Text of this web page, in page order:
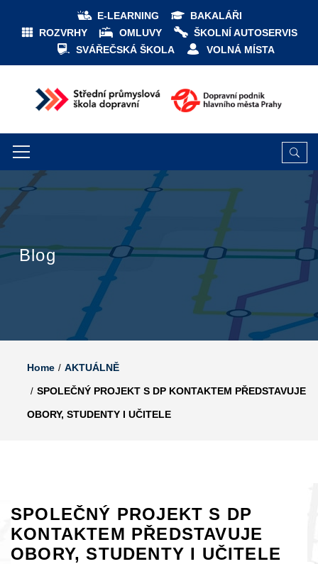
E-LEARNING
BAKALÁŘI
ROZVRHY
OMLUVY
ŠKOLNÍ AUTOSERVIS
SVÁŘEČSKÁ ŠKOLA
VOLNÁ MÍSTA
Blog
Home AKTUÁLNĚ
SPOLEČNÝ PROJEKT S DP KONTAKTEM PŘEDSTAVUJE
OBORY, STUDENTY I UČITELE
SPOLEČNÝ PROJEKT S DP
KONTAKTEM PŘEDSTAVUJE
OBORY, STUDENTY I UČITELE